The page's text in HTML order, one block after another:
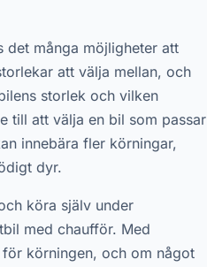
det många möjligheter att
att välja mellan, och
storlek och vilken
till att välja en bil som passar
innebära fler körningar,
dyr.
köra själv under
med chaufför. Med
körningen, och om något